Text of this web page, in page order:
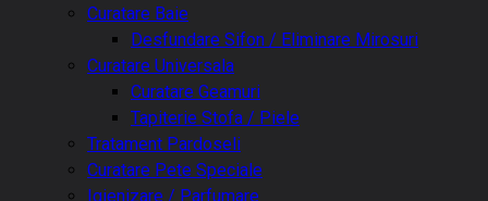
Curatare Baie
Desfundare Sifon / Eliminare Mirosuri
Curatare Universala
Curatare Geamuri
Tapiterie Stofa / Piele
Tratament Pardoseli
Curatare Pete Speciale
Igienizare / Parfumare